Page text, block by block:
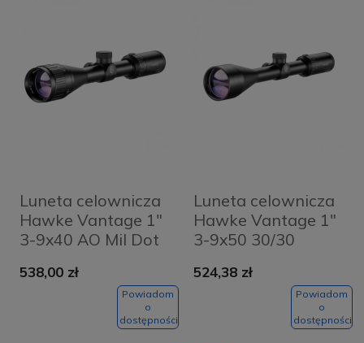
Luneta celownicza
Hawke Vantage 1"
3-9x40 AO Mil Dot
538,00 zł
Powiadom
o
dostępności
Luneta celownicza
Hawke Vantage 1"
3-9x50 30/30
524,38 zł
Powiadom
o
dostępności